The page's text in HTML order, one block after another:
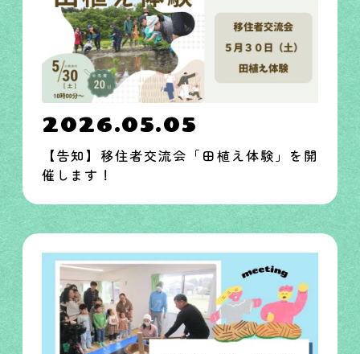
2026.05.05
【告知】移住者交流会「田植え体験」を開
催します！